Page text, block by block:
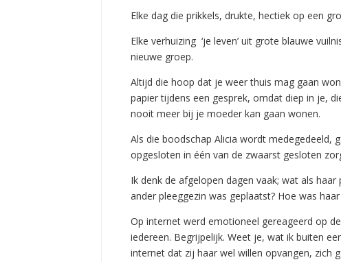
Elke dag die prikkels, drukte, hectiek op een
Elke verhuizing ‘je leven’ uit grote blauwe
nieuwe groep.
Altijd die hoop dat je weer thuis mag gaan
papier tijdens een gesprek, omdat diep in je,
nooit meer bij je moeder kan gaan wonen.
Als die boodschap Alicia wordt medegedeeld,
opgesloten in één van de zwaarst gesloten
Ik denk de afgelopen dagen vaak; wat als
ander pleeggezin was geplaatst? Hoe was
Op internet werd emotioneel gereageerd op
iedereen. Begrijpelijk. Weet je, wat ik buiten
internet dat zij haar wel willen opvangen, zich